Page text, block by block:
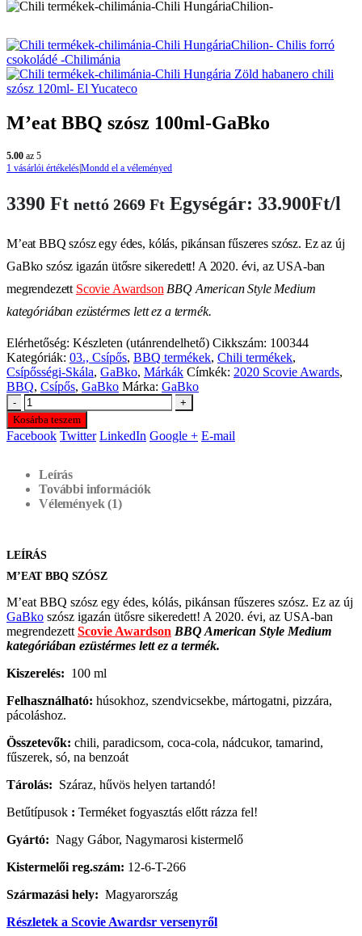
Chilis forró
csokoládé -Chilimánia
Zöld habanero chili
szósz 120ml- El Yucateco
M’eat BBQ szósz 100ml-GaBko
5.00 az 5
1 vásárlói értékelés|Mondd el a véleményed
3390 Ft nettó 2669 Ft Egységár: 33.900Ft/l
M’eat BBQ szósz egy édes, kólás, pikánsan fűszeres szósz. Ez az új
GaBko szósz igazán ütősre sikeredett! A 2020. évi, az USA-ban
megrendezett Scovie Awardson BBQ American Style Medium
kategóriában ezüstérmes lett ez a termék.
Elérhetőség: Készleten (utánrendelhető) Cikkszám: 100344
Kategóriák: 03., Csípős, BBQ termékek, Chili termékek,
Csípősségi-Skála, GaBko, Márkák Címkék: 2020 Scovie Awards,
BBQ, Csípős, GaBko Márka: GaBko
-
+
Kosárba teszem
Facebook Twitter LinkedIn Google + E-mail
Leírás
További információk
Vélemények (1)
LEÍRÁS
M’EAT BBQ SZÓSZ
M’eat BBQ szósz egy édes, kólás, pikánsan fűszeres szósz. Ez az új
GaBko szósz igazán ütősre sikeredett! A 2020. évi, az USA-ban
megrendezett Scovie Awardson BBQ American Style Medium
kategóriában ezüstérmes lett ez a termék.
Kiszerelés: 100 ml
Felhasználható: húsokhoz, szendvicsekbe, mártogatni, pizzára,
pácoláshoz.
Összetevők: chili, paradicsom, coca-cola, nádcukor, tamarind,
fűszerek, só, na benzoát
Tárolás: Száraz, hűvös helyen tartandó!
Betűtípusok : Terméket fogyasztás előtt rázza fel!
Gyártó: Nagy Gábor, Nagymarosi kistermelő
Kistermelői reg.szám: 12-6-T-266
Származási hely: Magyarország
Részletek a Scovie Awardsr versenyről